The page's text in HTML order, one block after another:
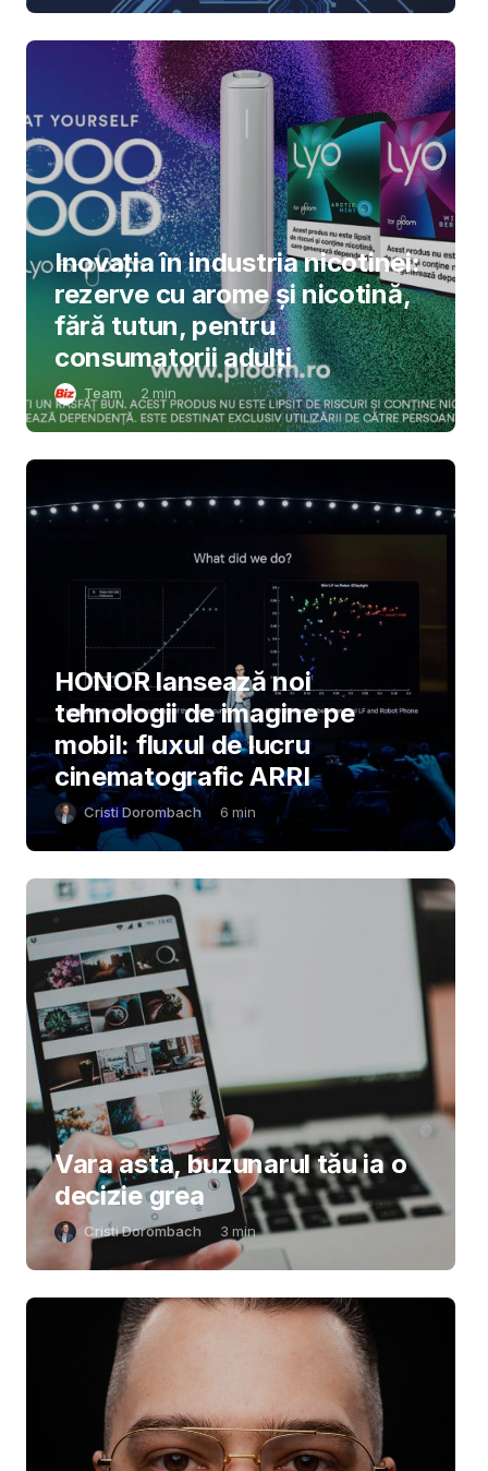
Inovația în industria nicotinei:
rezerve cu arome și nicotină,
fără tutun, pentru
consumatorii adulți
Team 2 min
HONOR lansează noi
tehnologii de imagine pe
mobil: fluxul de lucru
cinematografic ARRI
Cristi Dorombach 6 min
Vara asta, buzunarul tău ia o
decizie grea
Cristi Dorombach 3 min